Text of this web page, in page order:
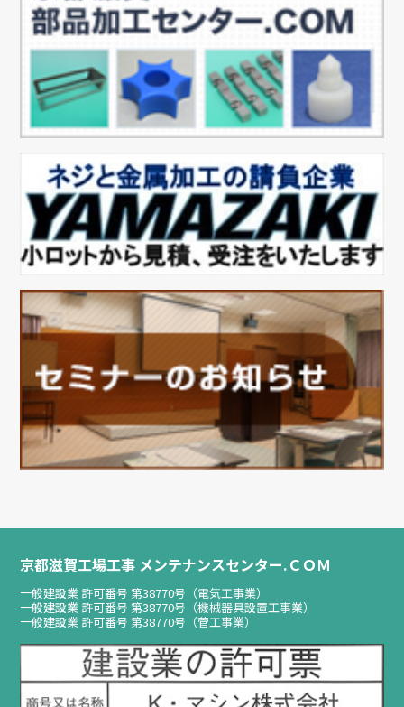
京都滋賀工場工事 メンテナンスセンター.ＣＯＭ
一般建設業 許可番号 第38770号（電気工事業）
一般建設業 許可番号 第38770号（機械器具設置工事業）
一般建設業 許可番号 第38770号（菅工事業）